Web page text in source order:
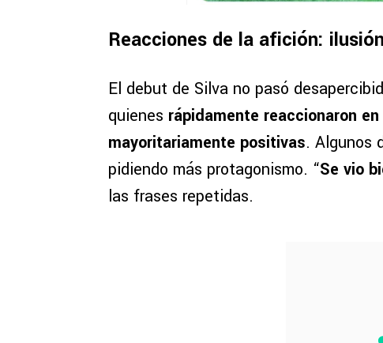
Reacciones de la afición:
El debut de Silva no pasó
quienes rápidamente reaccionaron
mayoritariamente positivas. Algunos
pidiendo más protagonismo. “Se vio
las frases repetidas.